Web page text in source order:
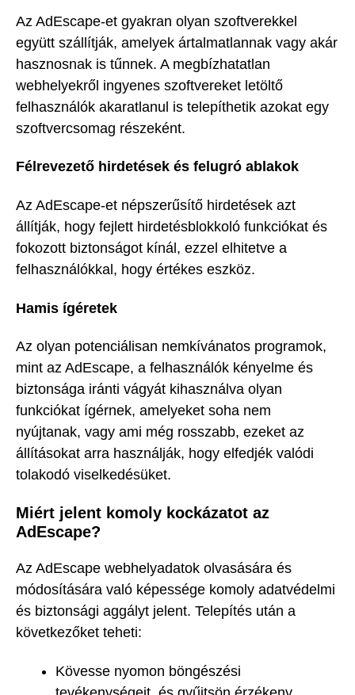
Az AdEscape-et gyakran olyan szoftverekkel
együtt szállítják, amelyek ártalmatlannak vagy akár
hasznosnak is tűnnek. A megbízhatatlan
webhelyekről ingyenes szoftvereket letöltő
felhasználók akaratlanul is telepíthetik azokat egy
szoftvercsomag részeként.
Félrevezető hirdetések és felugró ablakok
Az AdEscape-et népszerűsítő hirdetések azt
állítják, hogy fejlett hirdetésblokkoló funkciókat és
fokozott biztonságot kínál, ezzel elhitetve a
felhasználókkal, hogy értékes eszköz.
Hamis ígéretek
Az olyan potenciálisan nemkívánatos programok,
mint az AdEscape, a felhasználók kényelme és
biztonsága iránti vágyát kihasználva olyan
funkciókat ígérnek, amelyeket soha nem
nyújtanak, vagy ami még rosszabb, ezeket az
állításokat arra használják, hogy elfedjék valódi
tolakodó viselkedésüket.
Miért jelent komoly kockázatot az
AdEscape?
Az AdEscape webhelyadatok olvasására és
módosítására való képessége komoly adatvédelmi
és biztonsági aggályt jelent. Telepítés után a
következőket teheti:
Kövesse nyomon böngészési